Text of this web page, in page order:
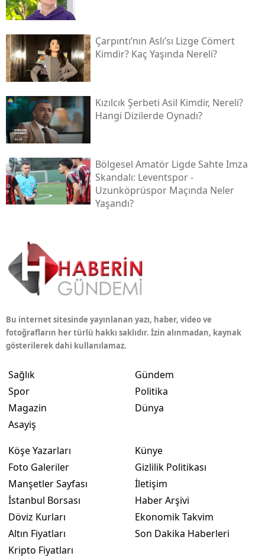
Çarpıntı’nın Aslı’sı Lizge Cömert
Kimdir? Kaç Yaşında Nereli?
Kızılcık Şerbeti Asil Kimdir, Nereli?
Hangi Dizilerde Oynadı?
Bölgesel Amatör Ligde Sahte Imza
Skandalı: Leventspor -
Uzunköprüspor Maçında Neler
Yaşandı?
Bu internet sitesinde yayınlanan yazı, haber, video ve
fotoğrafların her türlü hakkı saklıdır. İzin alınmadan, kaynak
gösterilerek dahi kullanılamaz.
Sağlık
Spor
Magazin
Asayiş
Gündem
Politika
Dünya
Köşe Yazarları
Foto Galeriler
Manşetler Sayfası
İstanbul Borsası
Döviz Kurları
Altın Fiyatları
Kripto Fiyatları
Künye
Gizlilik Politikası
İletişim
Haber Arşivi
Ekonomik Takvim
Son Dakika Haberleri